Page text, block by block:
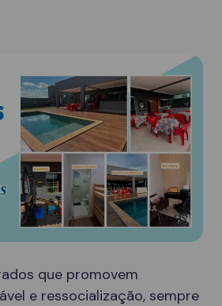
que promovem
e ressocialização, sempre